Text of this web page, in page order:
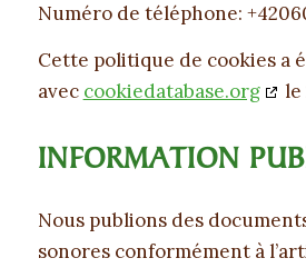
Numéro de téléphone:
Cette politique de cookies a
avec cookiedatabase.org le
INFORMATION
Nous publions des
sonores conformément à